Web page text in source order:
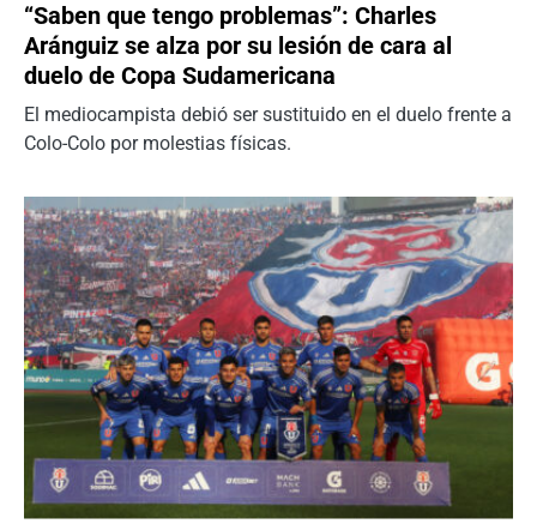
“Saben que tengo problemas”: Charles
Aránguiz se alza por su lesión de cara al
duelo de Copa Sudamericana
El mediocampista debió ser sustituido en el duelo frente a
Colo-Colo por molestias físicas.